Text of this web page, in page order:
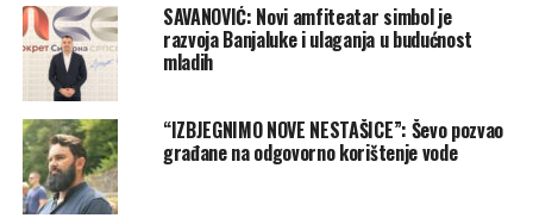
SAVANOVIĆ: Novi amfiteatar simbol je
razvoja Banjaluke i ulaganja u budućnost
mladih
“IZBJEGNIMO NOVE NESTAŠICE”: Ševo pozvao
građane na odgovorno korištenje vode